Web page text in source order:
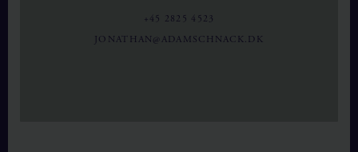
+45 2825 4523
JONATHAN@ADAMSCHNACK.DK